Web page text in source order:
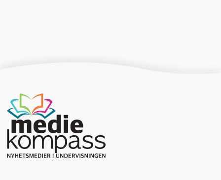
Producerad av Gota Media Brand Studio